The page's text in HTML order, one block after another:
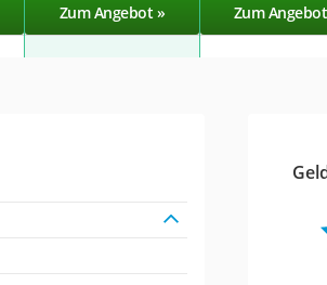
Zum Angebot » Zum